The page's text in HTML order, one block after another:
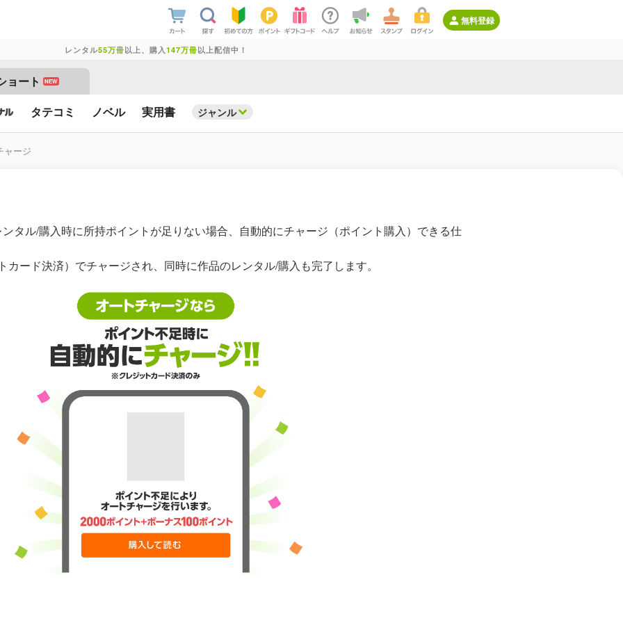
無料登録
レンタル55万冊以上、購入 147万冊以上配信中！
ョート NEW
タテコミ ノベル 実用書 ジャンル
ャージ
タル/購入時に所持ポイントが足りない場合、自動的にチャージ（ポイント購入）できる仕
ード決済）でチャージされ、同時に作品のレンタル/購入も完了します。